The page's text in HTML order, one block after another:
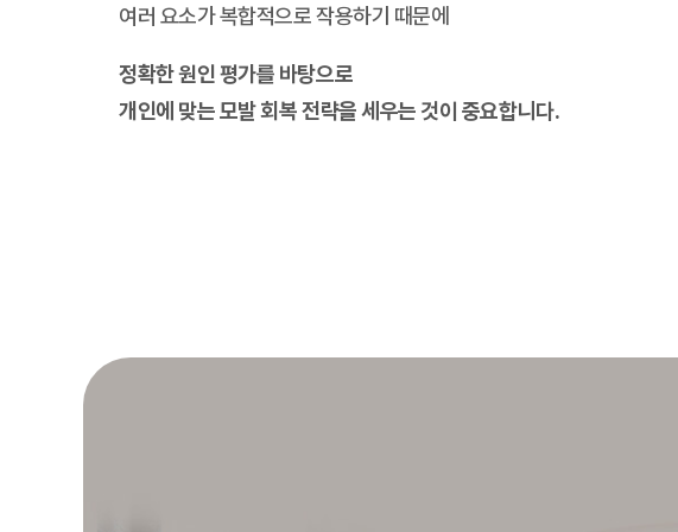
여러 요소가 복합적으로 작용하기 때문에
정확한 원인 평가를 바탕으로
개인에 맞는 모발 회복 전략을 세우는 것이 중요합니다.